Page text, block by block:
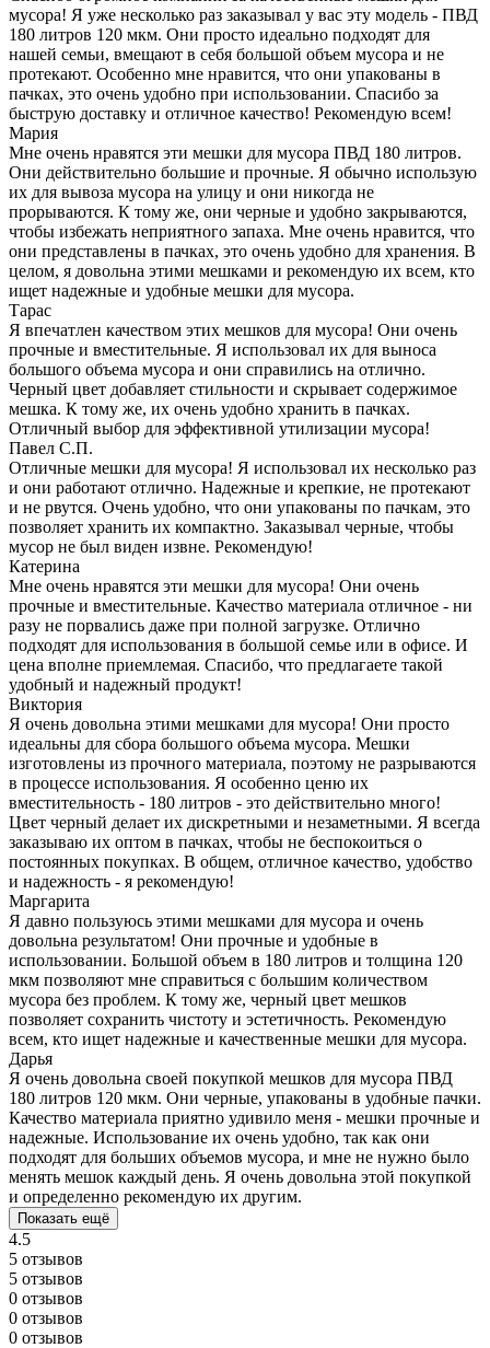
мусора! Я уже несколько раз заказывал у вас эту модель - ПВД
180 литров 120 мкм. Они просто идеально подходят для
нашей семьи, вмещают в себя большой объем мусора и не
протекают. Особенно мне нравится, что они упакованы в
пачках, это очень удобно при использовании. Спасибо за
быструю доставку и отличное качество! Рекомендую всем!
Мария
Мне очень нравятся эти мешки для мусора ПВД 180 литров.
Они действительно большие и прочные. Я обычно использую
их для вывоза мусора на улицу и они никогда не
прорываются. К тому же, они черные и удобно закрываются,
чтобы избежать неприятного запаха. Мне очень нравится, что
они представлены в пачках, это очень удобно для хранения. В
целом, я довольна этими мешками и рекомендую их всем, кто
ищет надежные и удобные мешки для мусора.
Тарас
Я впечатлен качеством этих мешков для мусора! Они очень
прочные и вместительные. Я использовал их для выноса
большого объема мусора и они справились на отлично.
Черный цвет добавляет стильности и скрывает содержимое
мешка. К тому же, их очень удобно хранить в пачках.
Отличный выбор для эффективной утилизации мусора!
Павел С.П.
Отличные мешки для мусора! Я использовал их несколько раз
и они работают отлично. Надежные и крепкие, не протекают
и не рвутся. Очень удобно, что они упакованы по пачкам, это
позволяет хранить их компактно. Заказывал черные, чтобы
мусор не был виден извне. Рекомендую!
Катерина
Мне очень нравятся эти мешки для мусора! Они очень
прочные и вместительные. Качество материала отличное - ни
разу не порвались даже при полной загрузке. Отлично
подходят для использования в большой семье или в офисе. И
цена вполне приемлемая. Спасибо, что предлагаете такой
удобный и надежный продукт!
Виктория
Я очень довольна этими мешками для мусора! Они просто
идеальны для сбора большого объема мусора. Мешки
изготовлены из прочного материала, поэтому не разрываются
в процессе использования. Я особенно ценю их
вместительность - 180 литров - это действительно много!
Цвет черный делает их дискретными и незаметными. Я всегда
заказываю их оптом в пачках, чтобы не беспокоиться о
постоянных покупках. В общем, отличное качество, удобство
и надежность - я рекомендую!
Маргарита
Я давно пользуюсь этими мешками для мусора и очень
довольна результатом! Они прочные и удобные в
использовании. Большой объем в 180 литров и толщина 120
мкм позволяют мне справиться с большим количеством
мусора без проблем. К тому же, черный цвет мешков
позволяет сохранить чистоту и эстетичность. Рекомендую
всем, кто ищет надежные и качественные мешки для мусора.
Дарья
Я очень довольна своей покупкой мешков для мусора ПВД
180 литров 120 мкм. Они черные, упакованы в удобные пачки.
Качество материала приятно удивило меня - мешки прочные и
надежные. Использование их очень удобно, так как они
подходят для больших объемов мусора, и мне не нужно было
менять мешок каждый день. Я очень довольна этой покупкой
и определенно рекомендую их другим.
Показать ещё
4.5
5 отзывов
5 отзывов
0 отзывов
0 отзывов
0 отзывов